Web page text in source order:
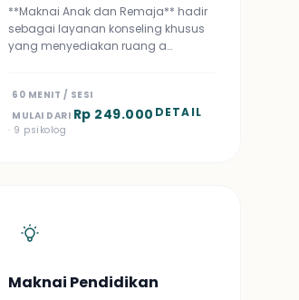
**Maknai Anak dan Remaja** hadir
sebagai layanan konseling khusus
yang menyediakan ruang a…
60 MENIT / SESI
MULAI DARI Rp 249.000
· 9 psikolog
DETAIL
Maknai Pendidikan